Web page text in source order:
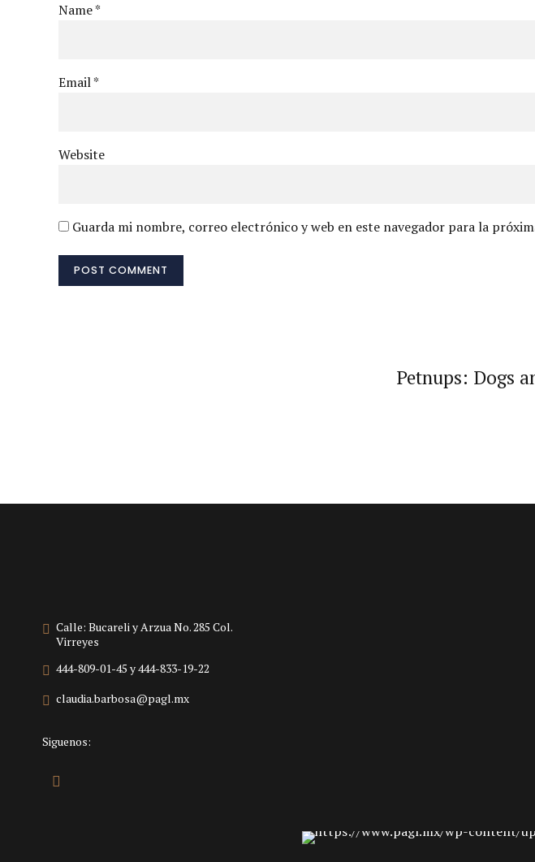
Name *
Email *
Website
Guarda mi nombre, correo electrónico y web en este navegador para la
POST COMMENT
Petnups: Dogs
Calle: Bucareli y Arzua No. 285 Col.
Virreyes
444-809-01-45 y 444-833-19-22
claudia.barbosa@pagl.mx
Siguenos: